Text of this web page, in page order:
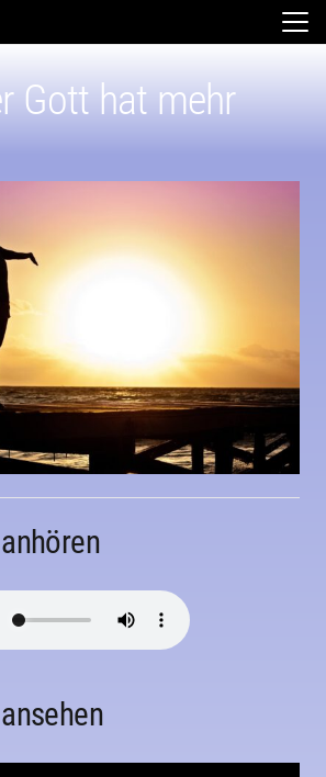
Gott hat mehr